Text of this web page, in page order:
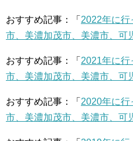
おすすめ記事：「 2022年に行
市、美濃加茂市、美濃市、可
おすすめ記事：「 2021年に行
市、美濃加茂市、美濃市、可
おすすめ記事：「 2020年に行
市、美濃加茂市、美濃市、可